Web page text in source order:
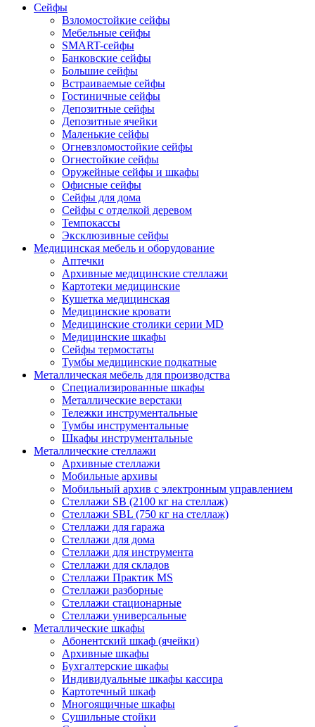
Сейфы
Взломостойкие сейфы
Мебельные сейфы
SMART-сейфы
Банковские сейфы
Большие сейфы
Встраиваемые сейфы
Гостиничные сейфы
Депозитные сейфы
Депозитные ячейки
Маленькие сейфы
Огневзломостойкие сейфы
Огнестойкие сейфы
Оружейные сейфы и шкафы
Офисные сейфы
Сейфы для дома
Сейфы с отделкой деревом
Темпокассы
Эксклюзивные сейфы
Медицинская мебель и оборудование
Аптечки
Архивные медицинские стеллажи
Картотеки медицинские
Кушетка медицинская
Медицинские кровати
Медицинские столики серии MD
Медицинские шкафы
Сейфы термостаты
Тумбы медицинские подкатные
Металлическая мебель для производства
Cпециализированные шкафы
Металлические верстаки
Тележки инструментальные
Тумбы инструментальные
Шкафы инструментальные
Металлические стеллажи
Архивные стеллажи
Мобильные архивы
Мобильный архив с электронным управлением
Стеллажи SB (2100 кг на стеллаж)
Стеллажи SBL (750 кг на стеллаж)
Стеллажи для гаража
Стеллажи для дома
Стеллажи для инструмента
Стеллажи для складов
Стеллажи Практик MS
Стеллажи разборные
Стеллажи стационарные
Стеллажи универсальные
Металлические шкафы
Абонентский шкаф (ячейки)
Архивные шкафы
Бухгалтерские шкафы
Индивидуальные шкафы кассира
Картотечный шкаф
Многоящичные шкафы
Сушильные стойки